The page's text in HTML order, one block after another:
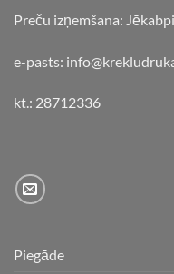
Preču izņemšana:
e-pasts:
kt.: 28712336
Piegāde